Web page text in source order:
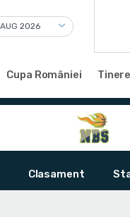
Cupa României
Clasament